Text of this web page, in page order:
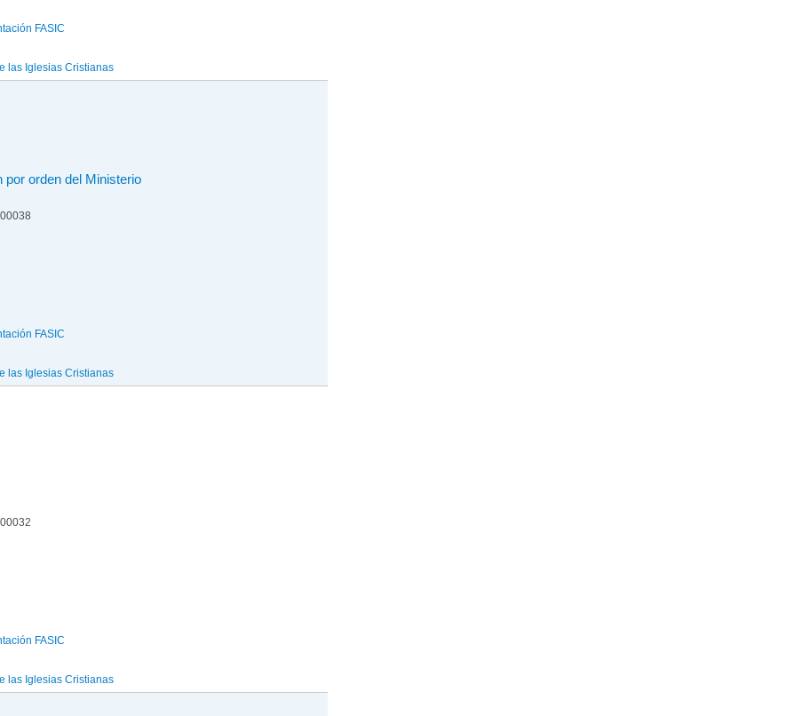
FASIC
las Iglesias Cristianas
por orden del Ministerio
FASIC
las Iglesias Cristianas
FASIC
las Iglesias Cristianas